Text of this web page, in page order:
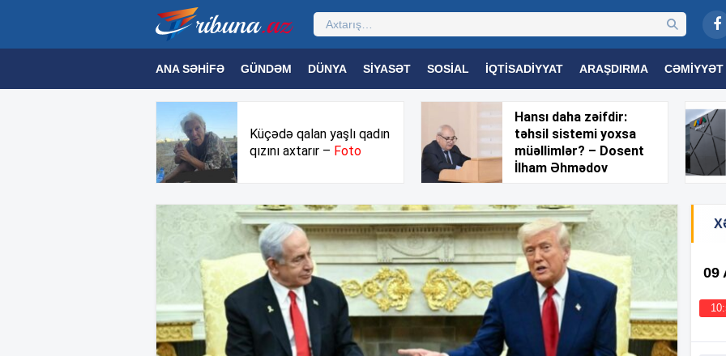
ANA SƏHIFƏ GÜNDƏM DÜNYA SIYASƏT SOSIAL İQTISADIYYAT ARAŞDIRMA CƏMIYYƏT
MƏDƏNIYYƏT SAĞLAMLIQ MARAQLI TRIBUNA TV
Küçədə qalan yaşlı qadın
qızını axtarır – Foto
Hansı daha zəifdir:
təhsil sistemi yoxsa
müəllimlər? – Dosent
İlham Əhmədov
09